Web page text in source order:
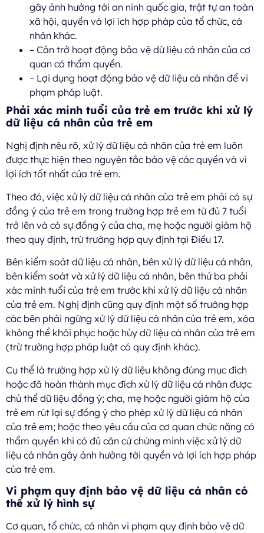
gây ảnh hưởng tới an ninh quốc gia, trật tự an toàn
xã hội, quyền và lợi ích hợp pháp của tổ chức, cá
nhân khác.
– Cản trở hoạt động bảo vệ dữ liệu cá nhân của cơ
quan có thẩm quyền.
– Lợi dụng hoạt động bảo vệ dữ liệu cá nhân để vi
phạm pháp luật.
Phải xác minh tuổi của trẻ em trước khi xử lý
dữ liệu cá nhân của trẻ em
Nghị định nêu rõ, xử lý dữ liệu cá nhân của trẻ em luôn
được thực hiện theo nguyên tắc bảo vệ các quyền và vì
lợi ích tốt nhất của trẻ em.
Theo đó, việc xử lý dữ liệu cá nhân của trẻ em phải có sự
đồng ý của trẻ em trong trường hợp trẻ em từ đủ 7 tuổi
trở lên và có sự đồng ý của cha, mẹ hoặc người giám hộ
theo quy định, trừ trường hợp quy định tại Điều 17.
Bên kiểm soát dữ liệu cá nhân, bên xử lý dữ liệu cá nhân,
bên kiểm soát và xử lý dữ liệu cá nhân, bên thứ ba phải
xác minh tuổi của trẻ em trước khi xử lý dữ liệu cá nhân
của trẻ em. Nghị định cũng quy định một số trường hợp
các bên phải ngừng xử lý dữ liệu cá nhân của trẻ em, xóa
không thể khôi phục hoặc hủy dữ liệu cá nhân của trẻ em
(trừ trường hợp pháp luật có quy định khác).
Cụ thể là trường hợp xử lý dữ liệu không đúng mục đích
hoặc đã hoàn thành mục đích xử lý dữ liệu cá nhân được
chủ thể dữ liệu đồng ý; cha, mẹ hoặc người giám hộ của
trẻ em rút lại sự đồng ý cho phép xử lý dữ liệu cá nhân
của trẻ em; hoặc theo yêu cầu của cơ quan chức năng có
thẩm quyền khi có đủ căn cứ chứng minh việc xử lý dữ
liệu cá nhân gây ảnh hưởng tới quyền và lợi ích hợp pháp
của trẻ em.
Vi phạm quy định bảo vệ dữ liệu cá nhân có
thể xử lý hình sự
Cơ quan, tổ chức, cá nhân vi phạm quy định bảo vệ dữ